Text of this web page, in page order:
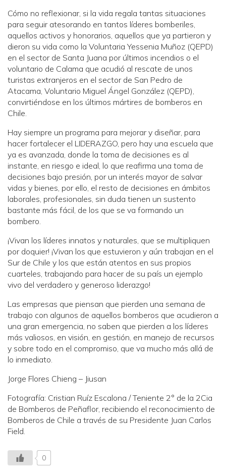
Cómo no reflexionar, si la vida regala tantas situaciones
para seguir atesorando en tantos líderes bomberiles,
aquellos activos y honorarios, aquellos que ya partieron y
dieron su vida como la Voluntaria Yessenia Muñoz (QEPD)
en el sector de Santa Juana por últimos incendios o el
voluntario de Calama que acudió al rescate de unos
turistas extranjeros en el sector de San Pedro de
Atacama, Voluntario Miguel Ángel González (QEPD),
convirtiéndose en los últimos mártires de bomberos en
Chile.
Hay siempre un programa para mejorar y diseñar, para
hacer fortalecer el LIDERAZGO, pero hay una escuela que
ya es avanzada, donde la toma de decisiones es al
instante, en riesgo e ideal, lo que reafirma una toma de
decisiones bajo presión, por un interés mayor de salvar
vidas y bienes, por ello, el resto de decisiones en ámbitos
laborales, profesionales, sin duda tienen un sustento
bastante más fácil, de los que se va formando un
bombero.
¡Vivan los líderes innatos y naturales, que se multipliquen
por doquier! ¡Vivan los que estuvieron y aún trabajan en el
Sur de Chile y los que están atentos en sus propios
cuarteles, trabajando para hacer de su país un ejemplo
vivo del verdadero y generoso liderazgo!
Las empresas que piensan que pierden una semana de
trabajo con algunos de aquellos bomberos que acudieron a
una gran emergencia, no saben que pierden a los líderes
más valiosos, en visión, en gestión, en manejo de recursos
y sobre todo en el compromiso, que va mucho más allá de
lo inmediato.
Jorge Flores Chieng – Jiusan
Fotografía: Cristian Ruíz Escalona / Teniente 2° de la 2Cia
de Bomberos de Peñaflor, recibiendo el reconocimiento de
Bomberos de Chile a través de su Presidente Juan Carlos
Field.
0